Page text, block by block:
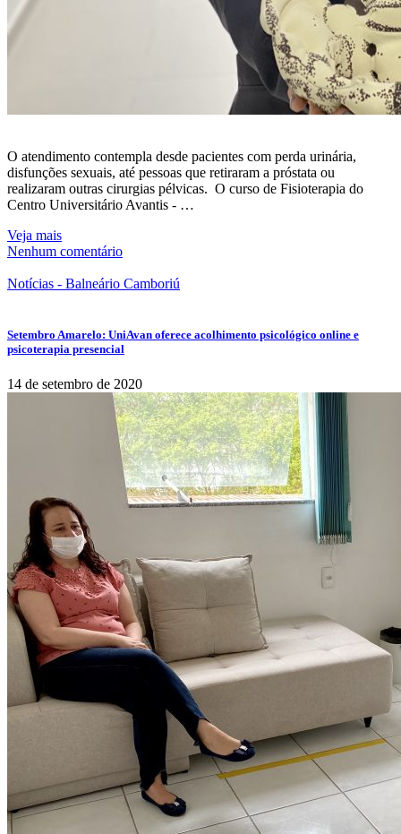
O atendimento contempla desde pacientes com perda urinária,
disfunções sexuais, até pessoas que retiraram a próstata ou
realizaram outras cirurgias pélvicas. O curso de Fisioterapia do
Centro Universitário Avantis - …
Veja mais
Nenhum comentário
Notícias - Balneário Camboriú
Setembro Amarelo: UniAvan oferece acolhimento psicológico online e
psicoterapia presencial
14 de setembro de 2020